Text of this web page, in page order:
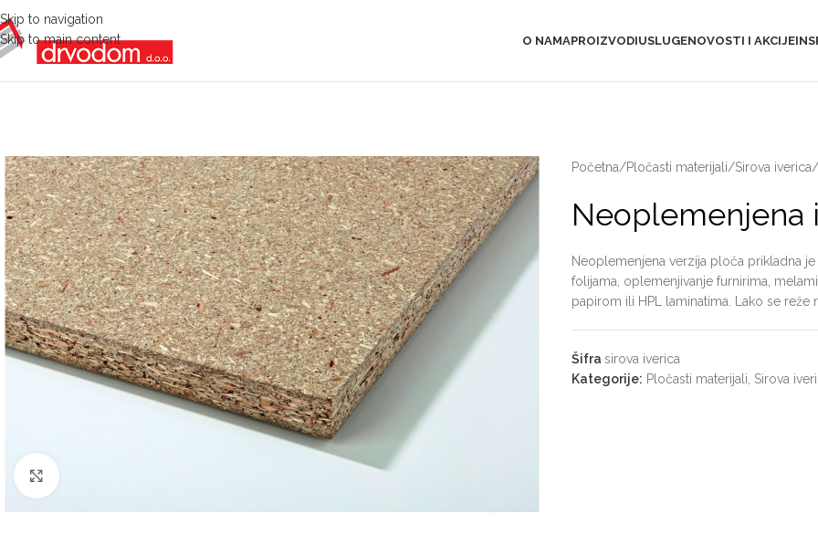
Skip to navigation
Skip to main content
O NAMAPROIZVODIUSLUGENOVOSTI I AKCIJE
Početna/Pločasti materijali/Sirova iverica/
Neoplemenjena
Neoplemenjena verzija ploča prikladna
folijama, oplemenjivanje furnirima,
papirom ili HPL laminatima. Lako se reže
Šifra sirova iverica
Kategorije: Pločasti materijali Sirova